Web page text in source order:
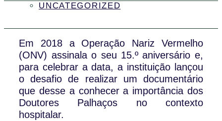
UNCATEGORIZED
Em 2018 a Operação Nariz Vermelho
(ONV) assinala o seu 15.º aniversário e,
para celebrar a data, a instituição lançou
o desafio de realizar um documentário
que desse a conhecer a importância dos
Doutores Palhaços no contexto
hospitalar.